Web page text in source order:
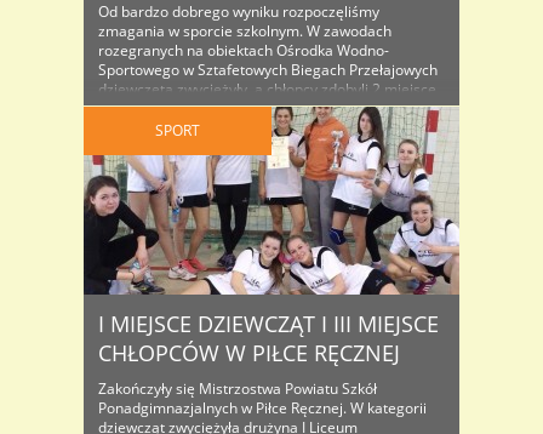
Od bardzo dobrego wyniku rozpoczęliśmy
zmagania w sporcie szkolnym. W zawodach
rozegranych na obiektach Ośrodka Wodno-
Sportowego w Sztafetowych Biegach Przełajowych
dziewczęta zwyciężyły, a chłopcy zdobyli 2 miejsce.
Reprezentacja dziewcząt wystąpiła w skłądzie:
Maria Górska, Kaludia Petters, Julia Grzelak,
Małgorzata Narecka, Oliwia Popowicz, Anna
Gniado, Julia Przybylska, Magdalena Przystarz,
Joanna Nawroca, Martyna Pachulska. Chłopcy
wystąpili w ..
SPORT
I MIEJSCE DZIEWCZĄT I III MIEJSCE
CHŁOPCÓW W PIŁCE RĘCZNEJ
Zakończyły się Mistrzostwa Powiatu Szkół
Ponadgimnazjalnych w Piłce Ręcznej. W kategorii
dziewcząt zwyciężyła drużyna I Liceum